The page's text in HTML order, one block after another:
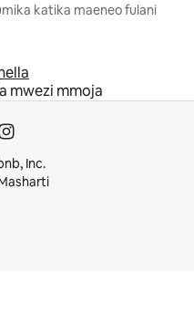
katika maeneo fulani
mwezi mmoja
Inc.